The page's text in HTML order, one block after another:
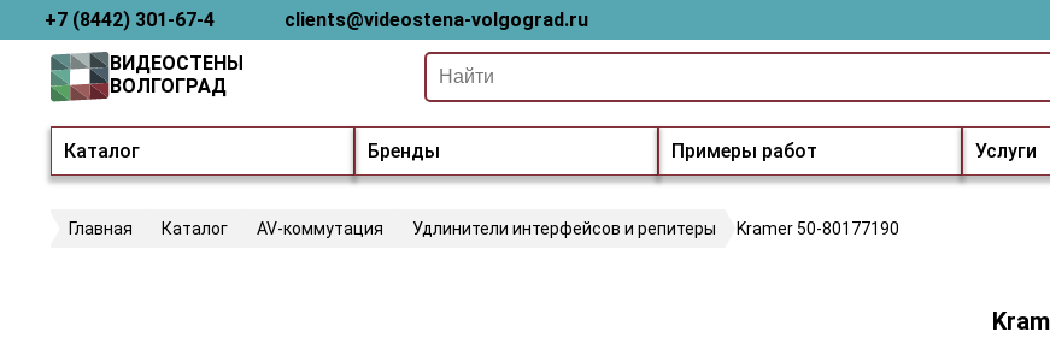
+7 (8442) 301-67-4 clients@videostena-volgograd.ru
Каталог Бренды Примеры работ Услуги
ВИДЕОСТЕНЫ
ВОЛГОГРАД
Главная Каталог AV-коммутация Удлинители интерфейсов и репитеры Kramer 50-80177190